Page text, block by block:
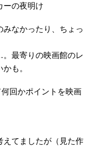
ーの夜明け
みなかったり、ちょっ
最寄りの映画館のレ
も。
回かポイントを映画
えてましたが（見た作